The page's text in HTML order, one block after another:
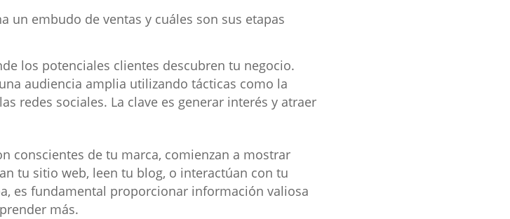
un embudo de ventas y cuáles son sus etapas
los potenciales clientes descubren tu negocio.
audiencia amplia utilizando tácticas como la
redes sociales. La clave es generar interés y atraer
conscientes de tu marca, comienzan a mostrar
tu sitio web, leen tu blog, o interactúan con tu
es fundamental proporcionar información valiosa
más.